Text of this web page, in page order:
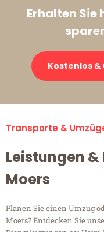
Erhalten Sie
Kostenlos
Transporte &
Leistungen
Moers
Planen Sie einen Umzug
Moers? Entdecken Sie